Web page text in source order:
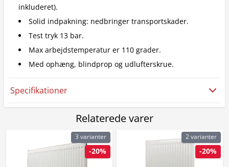
inkluderet).
Solid indpakning: nedbringer transportskader.
Test tryk 13 bar.
Max arbejdstemperatur er 110 grader.
Med ophæng, blindprop og udlufterskrue.
Specifikationer
Relaterede varer
3 varianter
-20%
2 varianter
-20%